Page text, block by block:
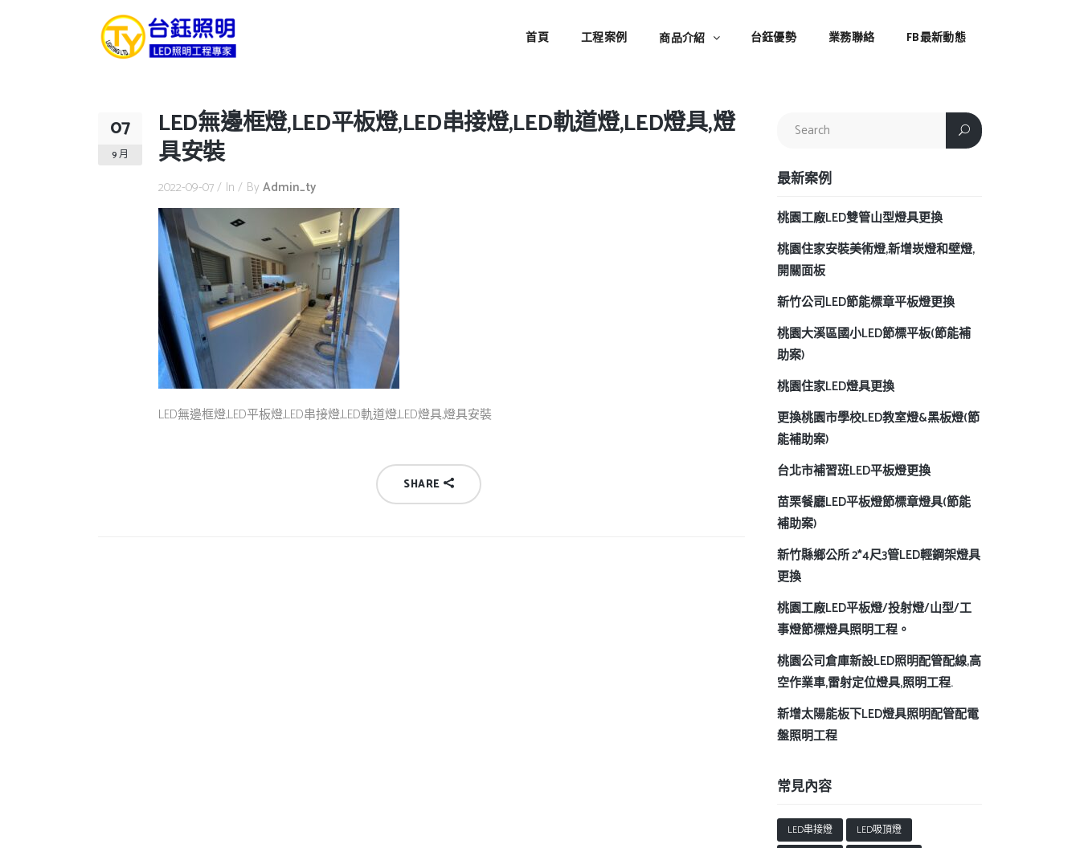
首頁 工程案例 商品介紹 台鈺優勢 業務聯絡 FB最新動態
07
9 月
LED無邊框燈,LED平板燈,LED串接燈,LED軌道燈,LED燈具,燈
具安裝
2022-09-07 In By Admin_ty
LED無邊框燈,LED平板燈,LED串接燈,LED軌道燈,LED燈具,燈具安裝
SHARE
最新案例
桃園工廠LED雙管山型燈具更換
桃園住家安裝美術燈,新增崁燈和壁燈,
開關面板
新竹公司LED節能標章平板燈更換
桃園大溪區國小LED節標平板(節能補
助案)
桃園住家LED燈具更換
更換桃園市學校LED教室燈&黑板燈(節
能補助案)
台北市補習班LED平板燈更換
苗栗餐廳LED平板燈節標章燈具(節能
補助案)
新竹縣鄉公所 2*4尺3管LED輕鋼架燈具
更換
桃園工廠LED平板燈/投射燈/山型/工
事燈節標燈具照明工程。
桃園公司倉庫新設LED照明配管配線,高
空作業車,雷射定位燈具,照明工程.
新增太陽能板下LED燈具照明配管配電
盤照明工程
常見內容
LED串接燈
LED吸頂燈